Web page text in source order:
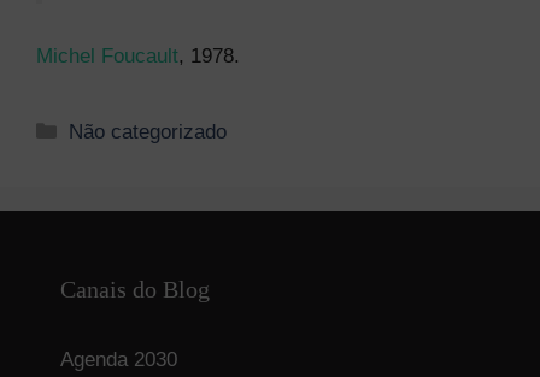
Michel Foucault, 1978.
Categorias
Não categorizado
Canais do Blog
Agenda 2030